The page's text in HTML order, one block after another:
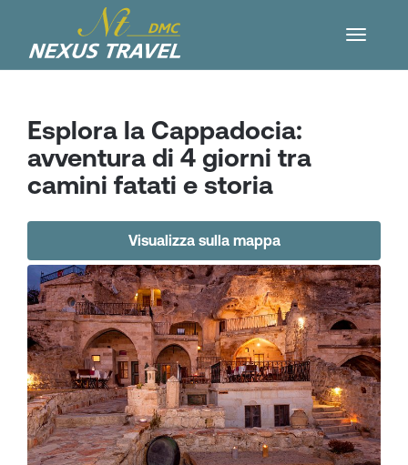
Esplora la Cappadocia:
avventura di 4 giorni tra
camini fatati e storia
Visualizza sulla mappa